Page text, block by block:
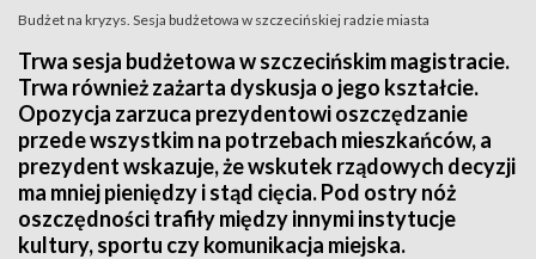
Budżet na kryzys. Sesja budżetowa w szczecińskiej radzie miasta
Trwa sesja budżetowa w szczecińskim magistracie.
Trwa również zażarta dyskusja o jego kształcie.
Opozycja zarzuca prezydentowi oszczędzanie
przede wszystkim na potrzebach mieszkańców, a
prezydent wskazuje, że wskutek rządowych decyzji
ma mniej pieniędzy i stąd cięcia. Pod ostry nóż
oszczędności trafiły między innymi instytucje
kultury, sportu czy komunikacja miejska.